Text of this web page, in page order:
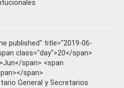
published" title="2019-06-
class="day">20</span>
span> <span
span>
General y Secretarios